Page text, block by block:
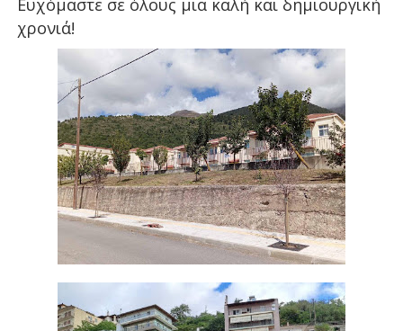
Ευχόμαστε σε όλους μια καλή και δημιουργική
χρονιά!